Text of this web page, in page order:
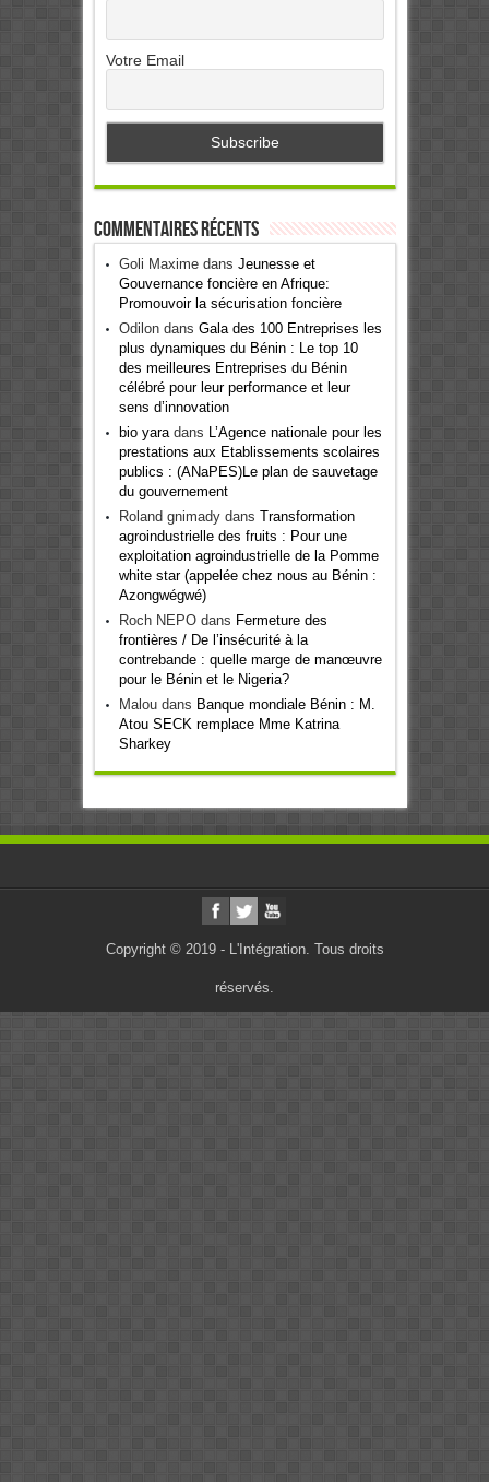
Votre Email
Commentaires récents
Goli Maximedans Jeunesse et
Gouvernance foncière en Afrique:
Promouvoir la sécurisation foncière
Odilondans Gala des 100 Entreprises les
plus dynamiques du Bénin : Le top 10
des meilleures Entreprises du Bénin
célébré pour leur performance et leur
sens d’innovation
bio yaradans
L’Agence nationale pour les
prestations aux Etablissements scolaires
publics : (ANaPES)Le plan de sauvetage
du gouvernement
Roland gnimadydans Transformation
agroindustrielle des fruits : Pour une
exploitation agroindustrielle de la Pomme
white star (appelée chez nous au Bénin :
Azongwégwé)
Roch NEPOdans Fermeture des
frontières / De l’insécurité à la
contrebande : quelle marge de manœuvre
pour le Bénin et le Nigeria?
Maloudans Banque mondiale Bénin : M.
Atou SECK remplace Mme Katrina
Sharkey
Copyright © 2019 - L'Intégration. Tous droits
réservés.